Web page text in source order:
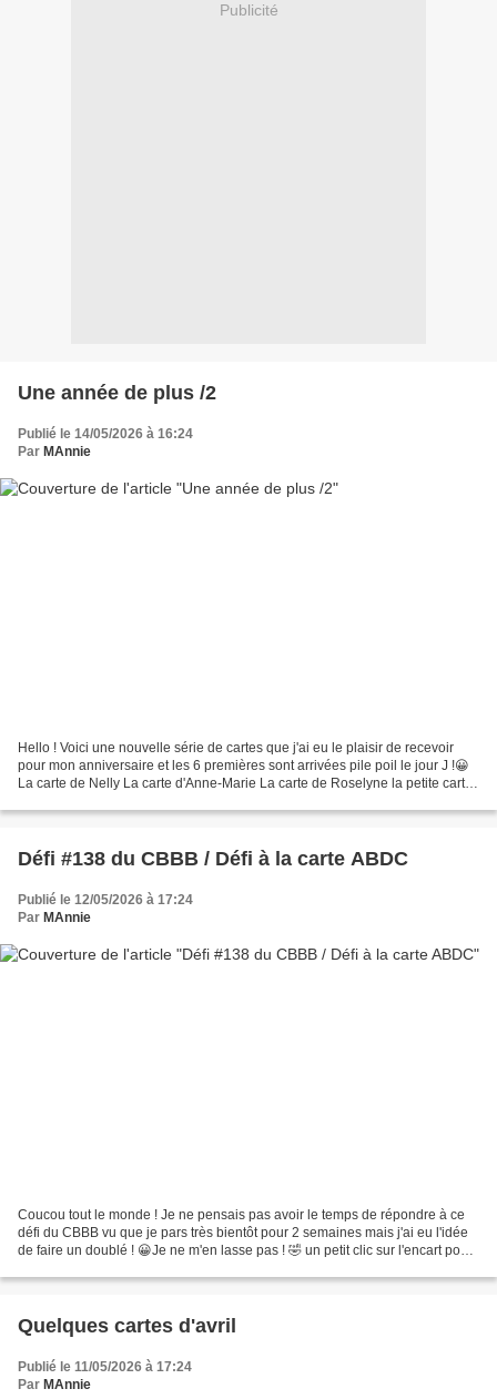
Publicité
Une année de plus /2
Publié le 14/05/2026 à 16:24
Par MAnnie
Hello ! Voici une nouvelle série de cartes que j'ai eu le plaisir de recevoir
pour mon anniversaire et les 6 premières sont arrivées pile poil le jour J !😀
La carte de Nelly La carte d'Anne-Marie La carte de Roselyne la petite carte
Défi #138 du CBBB / Défi à la carte ABDC
Publié le 12/05/2026 à 17:24
Par MAnnie
Coucou tout le monde ! Je ne pensais pas avoir le temps de répondre à ce
défi du CBBB vu que je pars très bientôt pour 2 semaines mais j'ai eu l'idée
de faire un doublé ! 😀Je ne m'en lasse pas ! 🤣 un petit clic sur l'encart pour
Quelques cartes d'avril
Publié le 11/05/2026 à 17:24
Par MAnnie